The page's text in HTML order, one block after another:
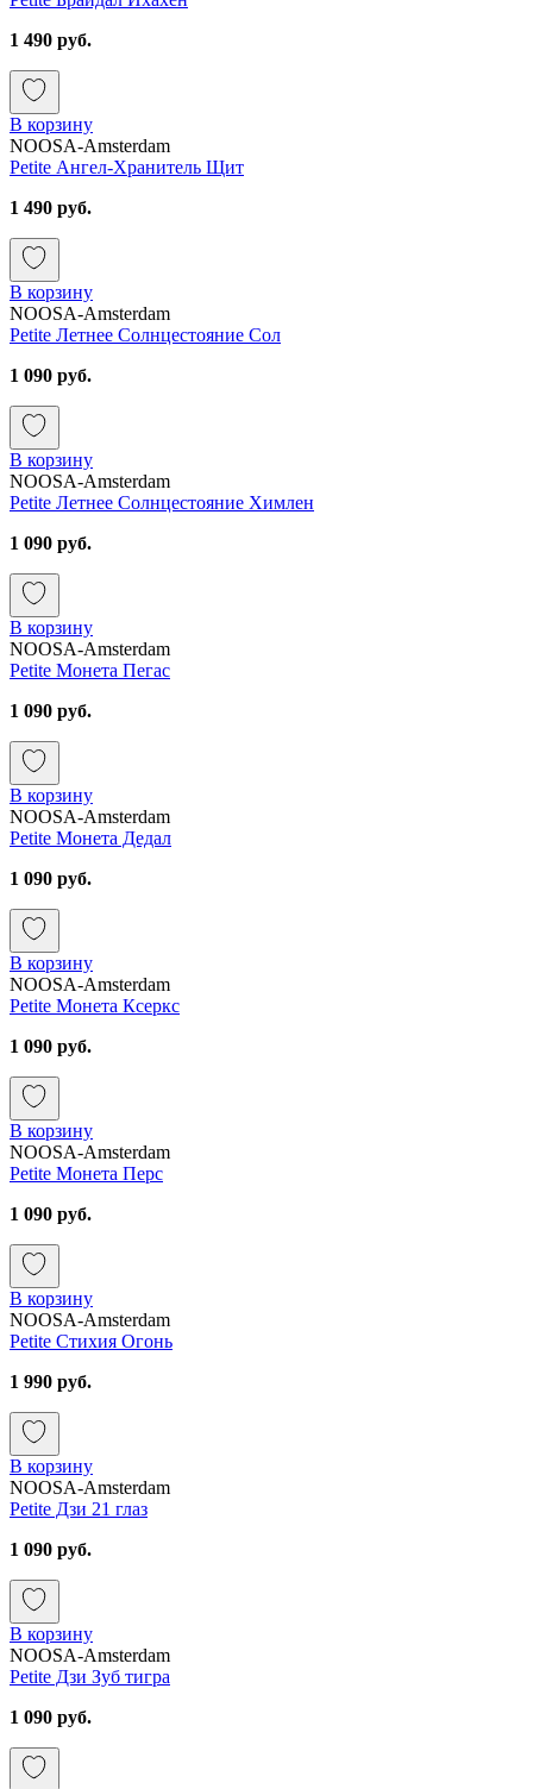
1 490 руб.
В корзину
NOOSA-Amsterdam
Petite Ангел-Хранитель Щит
1 490 руб.
В корзину
NOOSA-Amsterdam
Petite Летнее Солнцестояние Сол
1 090 руб.
В корзину
NOOSA-Amsterdam
Petite Летнее Солнцестояние Химлен
1 090 руб.
В корзину
NOOSA-Amsterdam
Petite Монета Пегас
1 090 руб.
В корзину
NOOSA-Amsterdam
Petite Монета Дедал
1 090 руб.
В корзину
NOOSA-Amsterdam
Petite Монета Ксеркс
1 090 руб.
В корзину
NOOSA-Amsterdam
Petite Монета Перс
1 090 руб.
В корзину
NOOSA-Amsterdam
Petite Стихия Огонь
1 990 руб.
В корзину
NOOSA-Amsterdam
Petite Дзи 21 глаз
1 090 руб.
В корзину
NOOSA-Amsterdam
Petite Дзи Зуб тигра
1 090 руб.